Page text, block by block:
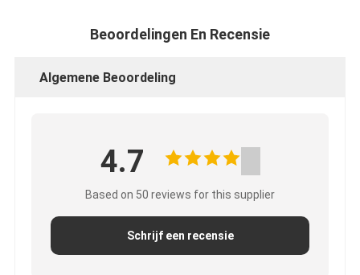
Beoordelingen En Recensie
Algemene Beoordeling
4.7
Based on 50 reviews for this supplier
Schrijf een recensie